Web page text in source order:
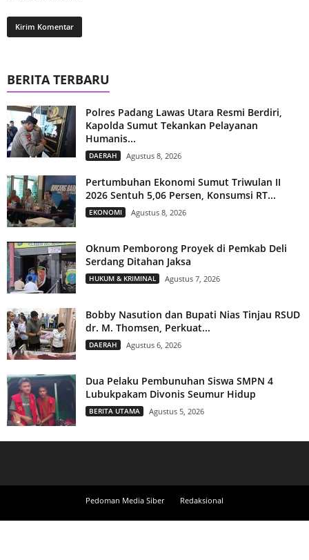
BERITA TERBARU
Polres Padang Lawas Utara Resmi Berdiri,
Kapolda Sumut Tekankan Pelayanan
Humanis...
DAERAH Agustus 8, 2026
Pertumbuhan Ekonomi Sumut Triwulan II
2026 Sentuh 5,06 Persen, Konsumsi RT...
EKONOMI Agustus 8, 2026
Oknum Pemborong Proyek di Pemkab Deli
Serdang Ditahan Jaksa
HUKUM & KRIMINAL Agustus 7, 2026
Bobby Nasution dan Bupati Nias Tinjau RSUD
dr. M. Thomsen, Perkuat...
DAERAH Agustus 6, 2026
Dua Pelaku Pembunuhan Siswa SMPN 4
Lubukpakam Divonis Seumur Hidup
BERITA UTAMA Agustus 5, 2026
Pedoman Media Siber Redaksional